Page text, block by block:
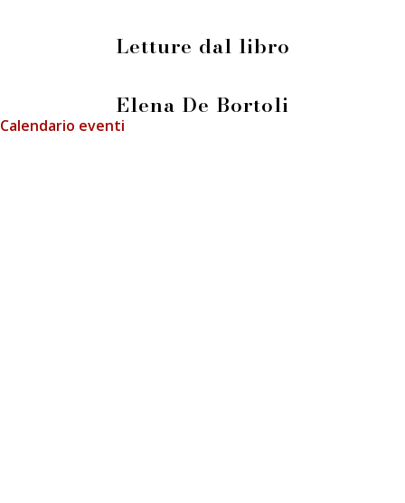
Letture dal libro
Elena De Bortoli
Calendario eventi